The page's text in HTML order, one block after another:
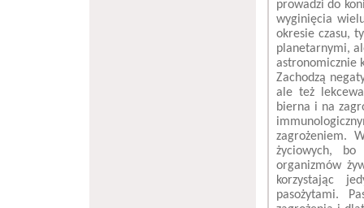
prowadzi do
wyginięcia
okresie czasu,
planetarnymi,
astronomicznie
Zachodzą
ale też
bierna i na
zagrożeniem.
życiowych,
organizmów
korzystając
pasożytami.